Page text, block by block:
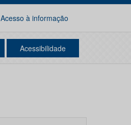
Acesso à informação
Acessibilidade